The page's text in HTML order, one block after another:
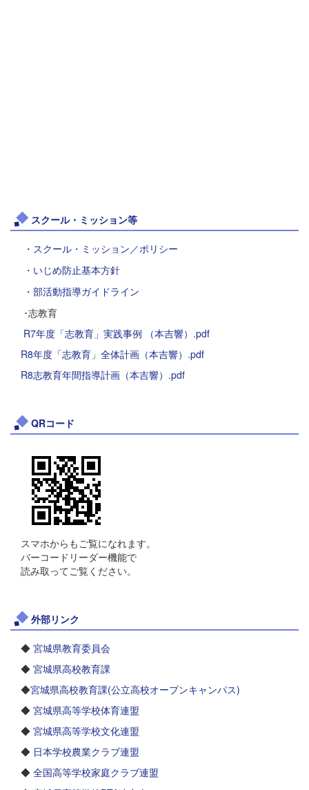
スクール・ミッション等
・ スクール・ミッション／ポリシー
・ いじめ防止基本方針
・ 部活動指導ガイドライン
･志教育
R7年度「志教育」実践事例 （本吉響）.pdf
R8年度「志教育」全体計画（本吉響）.pdf
R8志教育年間指導計画（本吉響）.pdf
QRコード
スマホからもご覧になれます。
バーコードリーダー機能で
読み取ってご覧ください。
外部リンク
◆ 宮城県教育委員会
◆ 宮城県高校教育課
◆宮城県高校教育課(公立高校オープンキャンパス)
◆ 宮城県高等学校体育連盟
◆ 宮城県高等学校文化連盟
◆ 日本学校農業クラブ連盟
◆ 全国高等学校家庭クラブ連盟